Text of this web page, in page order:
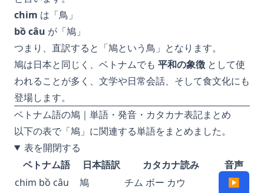
chim は「鳥」
bồ câu が「鳩」
つまり、直訳すると「鳩という鳥」となります。
鳩は日本と同じく、ベトナムでも 平和の象徴 として使
われることが多く、文学や日常会話、そして食文化にも
登場します。
ベトナム語の鳩｜単語・発音・カタカナ表記まとめ
以下の表で「鳩」に関連する単語をまとめました。
表を開閉する
ベトナム語
日本語訳 カタカナ読み
音声
chim bồ câu
鳩 チム ボー カウ
▶